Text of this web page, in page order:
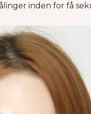
inden for få